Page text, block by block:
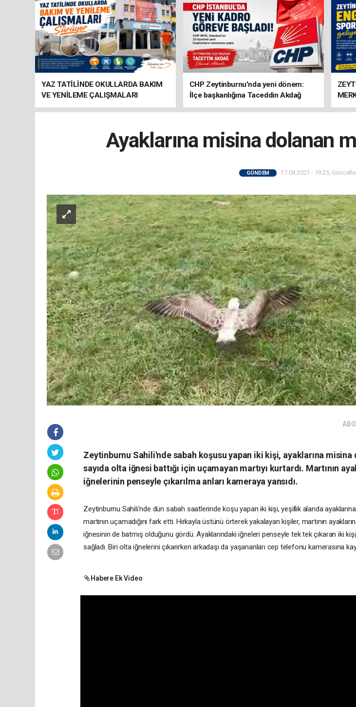
YAZ TATİLİNDE OKULLARDA BAKIM
VE YENİLEME ÇALIŞMALARI
SÜRÜYOR
CHP Zeytinburnu'nda yeni dönem:
İlçe başkanlığına Taceddin Akdağ
atandı
Ayaklarına misina dolanan
GÜNDEM 17.04.2021 - 19:25,
Zeytinburnu Sahili'nde sabah koşusu yapan iki kişi, ayaklarına misina
sayıda olta iğnesi battığı için uçamayan martıyı kurtardı. Martının
iğnelerinin penseyle çıkarılma anları kameraya yansıdı.
Zeytinburnu Sahili'nde dün sabah saatlerinde koşu yapan iki kişi, yeşillik alanda
martının uçamadığını fark etti. Hırkayla üstünü örterek yakalayan kişiler, martının
iğnesinin de batmış olduğunu gördü. Ayaklarındaki iğneleri penseyle tek tek çıkaran iki kişi,
sağladı. Biri olta iğnelerini çıkarırken arkadaşı da yaşananları cep telefonu kamerasına
Habere Ek Video